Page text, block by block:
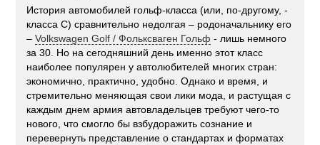
История автомобилей гольф-класса (или, по-другому, -
класса С) сравнительно недолгая – родоначальнику его
–Volkswagen Golf / Фольксваген Гольф - лишь немного
за 30. Но на сегодняшний день именно этот класс
наиболее популярен у автолюбителей многих стран:
экономично, практично, удобно. Однако и время, и
стремительно меняющая свои лики мода, и растущая с
каждым днем армия автовладельцев требуют чего-то
нового, что смогло бы взбудоражить сознание и
перевернуть представление о стандартах и форматах